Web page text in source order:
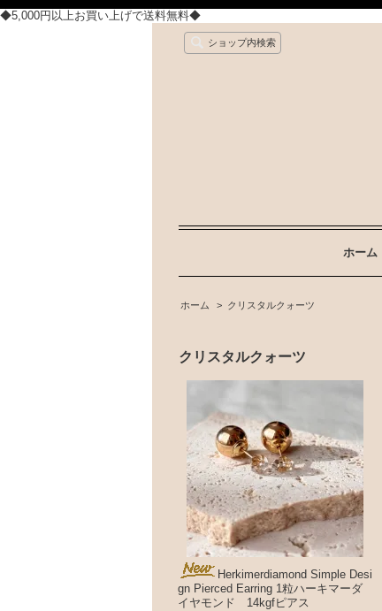
◆5,000円以上お買い上げで送料無料◆
ショップ内検索
ホーム
ホーム > クリスタルクォーツ
クリスタルクォーツ
Herkimerdiamond Simple Desi
gn Pierced Earring 1粒ハーキマーダ
イヤモンド 14kgfピアス